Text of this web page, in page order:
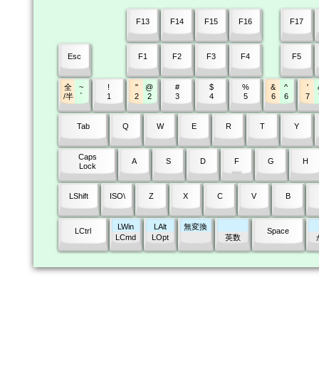
F13 F14 F15 F16 F17
Esc F1 F2 F3 F4 F5
全
/半
~
`
!
1
"
2
@
2
#
3
$
4
%
5
&
6
^
6
'
7
Tab Q W E R T Y
Caps
Lock
A S D F G H
LShift ISO\ Z X C V B
LCtrl
LWin
LCmd
LAlt
LOpt
無変換
英数
Space